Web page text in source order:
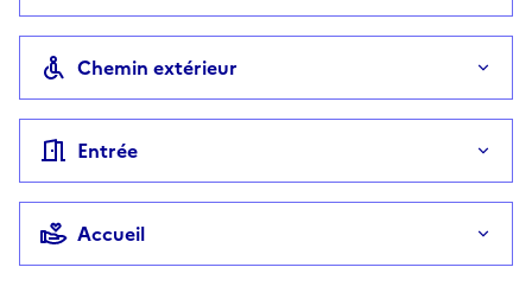
Chemin extérieur
Entrée
Accueil